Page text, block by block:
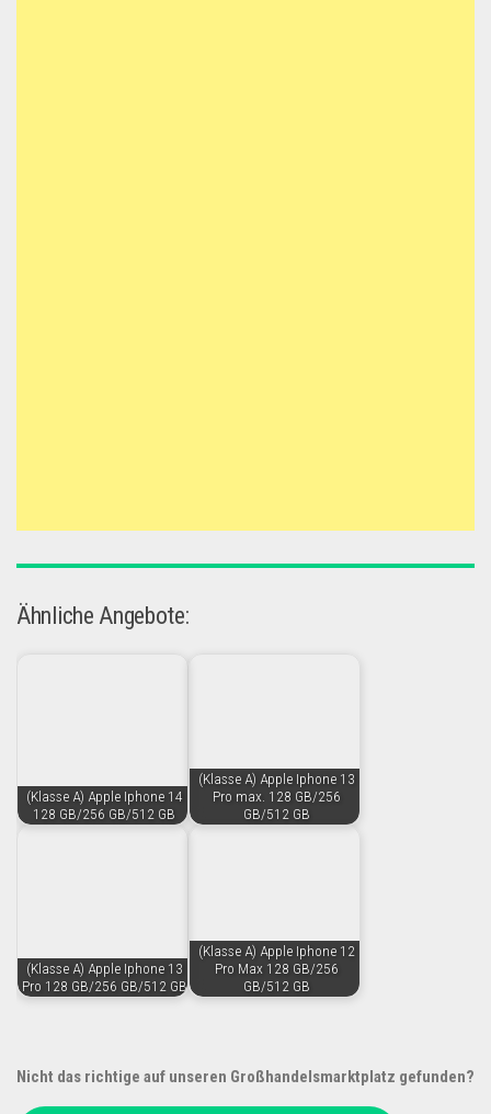
Ähnliche Angebote:
(Klasse A) Apple Iphone 14
128 GB/256 GB/512 GB
(Klasse A) Apple Iphone 13
Pro max. 128 GB/256
GB/512 GB
(Klasse A) Apple Iphone 13
Pro 128 GB/256 GB/512 GB
(Klasse A) Apple Iphone 12
Pro Max 128 GB/256
GB/512 GB
Nicht das richtige auf unseren Großhandelsmarktplatz gefunden?